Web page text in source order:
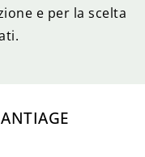
e per la scelta